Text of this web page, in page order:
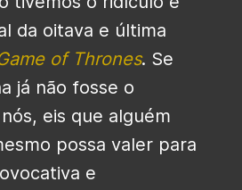
da oitava e última
of Thrones. Se
já não fosse o
eis que alguém
possa valer para
e